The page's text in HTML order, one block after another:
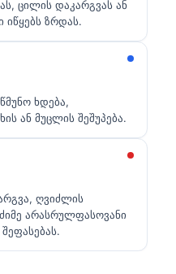
ცილის დაკარგვას ან
იწყებს ზრდას.
ხდება,
ან მუცლის შეშუპება.
ღვიძლის
არასრულფასოვანი